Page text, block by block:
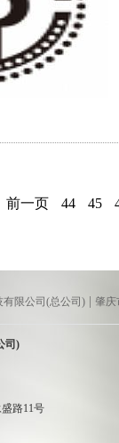
前一页 44 45
有限公司(总公司) 肇
司)
路11号